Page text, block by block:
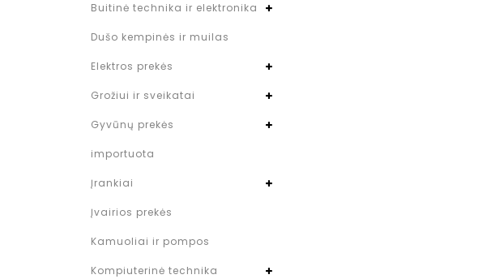
Buitinė technika ir elektronika
Dušo kempinės ir muilas
Elektros prekės
Grožiui ir sveikatai
Gyvūnų prekės
importuota
Įrankiai
Įvairios prekės
Kamuoliai ir pompos
Kompiuterinė technika